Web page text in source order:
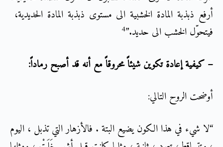
أرفع ذبذبة المادة الخشبية الى مستوى ذبذبة المادة الحديدية،
فيتحوّل الخشب الى حديد.”4
– كيفية إعادة تكوين شيئاً محروقاً مع أنه قد أصبح رماداً:
أوضحت الروح التالي:
“لا شيء في هذا الكون يضيع البتة . فالأزهار التي تذبل ، اليوم